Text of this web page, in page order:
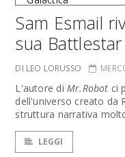
Sam Esmail
sua
DI LEO LORUSSO
L'autore di Mr.Robot ci
dell'universo creato da
struttura narrativa
LEGGI